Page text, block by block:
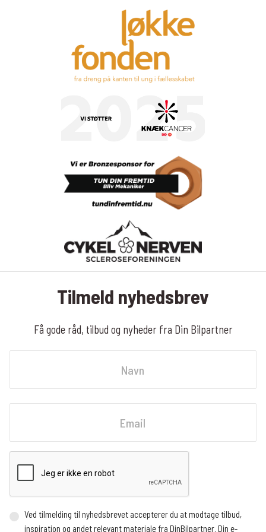
Tilmeld nyhedsbrev
Få gode råd, tilbud og nyheder fra Din Bilpartner
Ved tilmelding til nyhedsbrevet accepterer du at modtage tilbud,
inspiration og andet relevant materiale fra DinBilpartner. Din e-